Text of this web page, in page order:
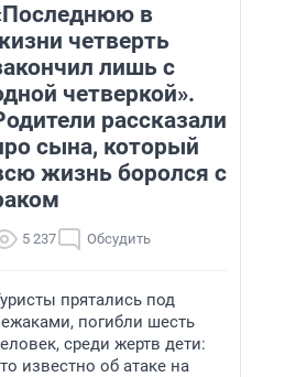
в
четверть
лишь с
четверкой».
рассказали
сына, который
жизнь боролся с
5 237 Обсудить
прятались под
погибли шесть
среди жертв дети:
известно об атаке на